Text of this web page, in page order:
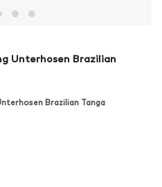
Unterhosen Brazilian
Brazilian Tanga